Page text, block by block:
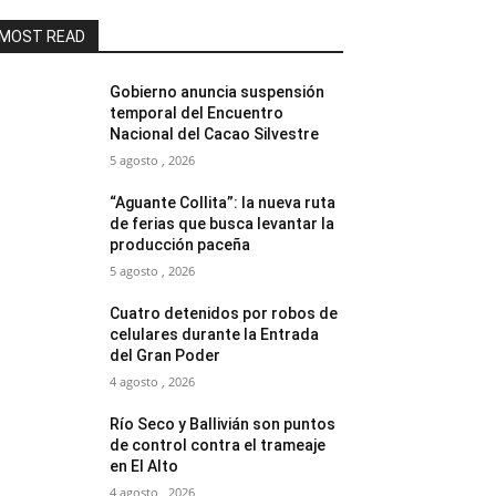
READ
Gobierno anuncia suspensión
temporal del Encuentro
Nacional del Cacao Silvestre
5 agosto , 2026
“Aguante Collita”: la nueva ruta
de ferias que busca levantar la
producción paceña
5 agosto , 2026
Cuatro detenidos por robos de
celulares durante la Entrada
del Gran Poder
4 agosto , 2026
Río Seco y Ballivián son puntos
de control contra el trameaje
en El Alto
4 agosto , 2026